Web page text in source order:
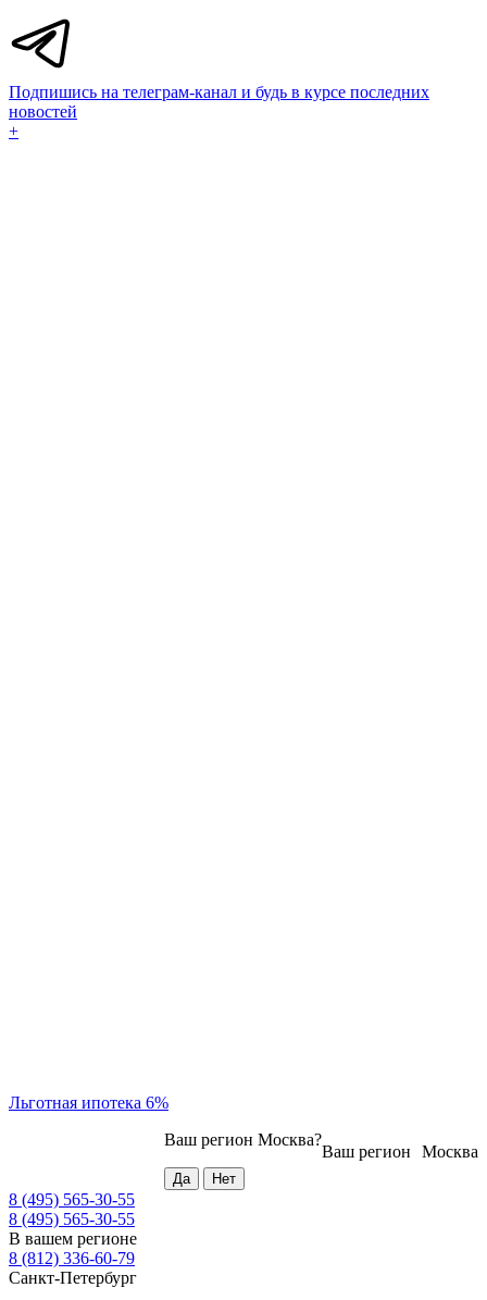
Подпишись на телеграм-канал и будь в курсе последних
новостей
+
Льготная ипотека 6%
Москва
Ваш регион
Ваш регион Москва?
8 (495) 565-30-55
8 (495) 565-30-55
В вашем регионе
8 (812) 336-60-79
Санкт-Петербург